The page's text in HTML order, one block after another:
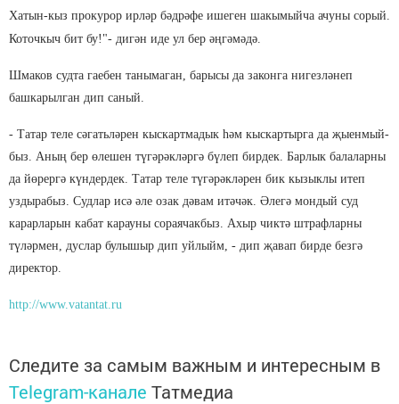
Хатын-кыз прокурор ирләр бәдрәфе ишеген шакымыйча ачуны сорый.
Коточкыч бит бу!"- дигән иде ул бер әңгәмәдә.
Шмаков судта гаебен танымаган, барысы да законга нигезләнеп
башкарылган дип саный.
- Татар теле сәгатьләрен кыскарт­мадык һәм кыскартырга да җыенмый­
быз. Аның бер өлешен түгәрәкләргә бүлеп бирдек. Барлык балаларны
да йөрергә күн­дердек. Татар теле түгәрәкләрен бик кызыклы итеп
уздырабыз. Судлар исә әле озак дәвам итәчәк. Әлегә мондый суд
карарларын кабат карауны сораячакбыз. Ахыр чиктә штрафларны
түләрмен, дуслар булышыр дип уйлыйм, - дип җавап бирде безгә
директор.
http://www.vatantat.ru
Следите за самым важным и интересным в
Telegram-канале Татмедиа